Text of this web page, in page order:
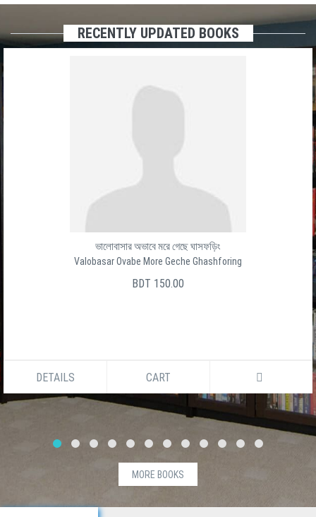
RECENTLY UPDATED BOOKS
ভালোবাসার অভাবে মরে গেছে ঘাসফড়িং
Valobasar Ovabe More Geche Ghashforing
BDT 150.00
DETAILS CART
MORE BOOKS